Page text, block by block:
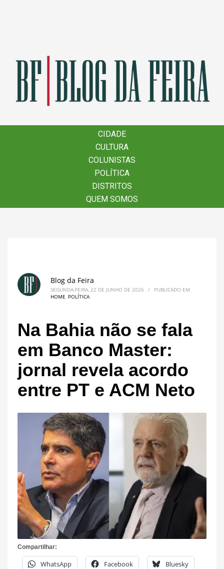
CIDADE
CULTURA
COLUNISTAS
POLÍTICA
DISTRITOS
QUEM SOMOS
CIDADE
CULTURA
COLUNISTAS
POLÍTICA
DISTRITOS
QUEM SOMOS
Blog da Feira
SEGUNDA-FEIRA, 22 DE JUNHO DE 2026 /
PUBLICADO EM
HOME, POLÍTICA
Na Bahia não se fala
em Banco Master:
jornal revela acordo
entre PT e ACM Neto
Compartilhar:
WhatsApp Facebook Bluesky